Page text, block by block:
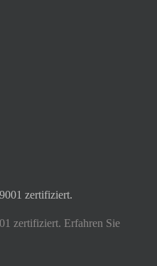
zertifiziert. Erfahren Sie